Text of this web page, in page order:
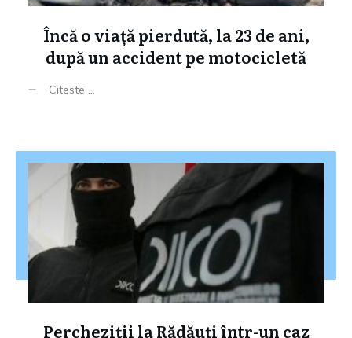
Încă o viață pierdută, la 23 de ani,
după un accident pe motocicletă
Citeste ...
Percheziții la Rădăuți într-un caz